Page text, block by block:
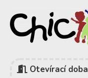
Otevírací doba